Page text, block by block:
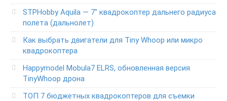
STPHobby Aquila — 7″ квадрокоптер дальнего радиуса
полета (дальнолет)
Как выбрать двигатели для Tiny Whoop или микро
квадрокоптера
Happymodel Mobula7 ELRS, обновленная версия
TinyWhoop дрона
ТОП 7 бюджетных квадрокоптеров для съемки